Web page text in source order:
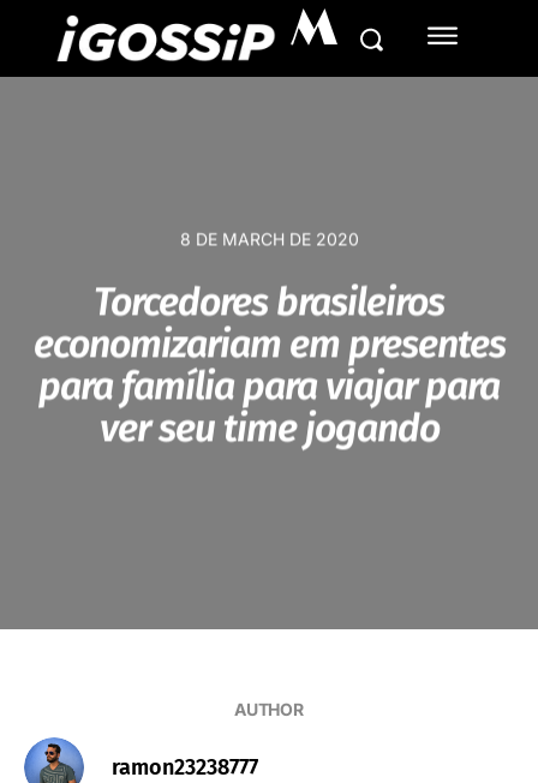
M
8 DE MARCH DE 2020
Torcedores brasileiros
economizariam em presentes
para família para viajar para
ver seu time jogando
AUTHOR
ramon23238777